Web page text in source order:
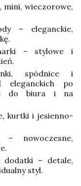
mini, wieczorowe,
– eleganckie,
– stylowe i
spódnice i
eleganckich po
do biura i na
kurtki i jesienno-
– nowoczesne,
dodatki – detale,
styl.